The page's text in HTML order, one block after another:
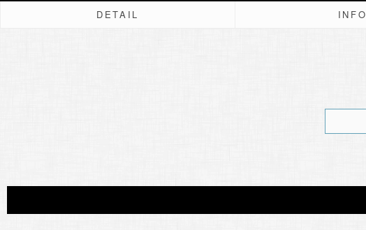
DETAIL INFO